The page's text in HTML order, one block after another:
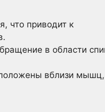
что приводит к
в области
вблизи